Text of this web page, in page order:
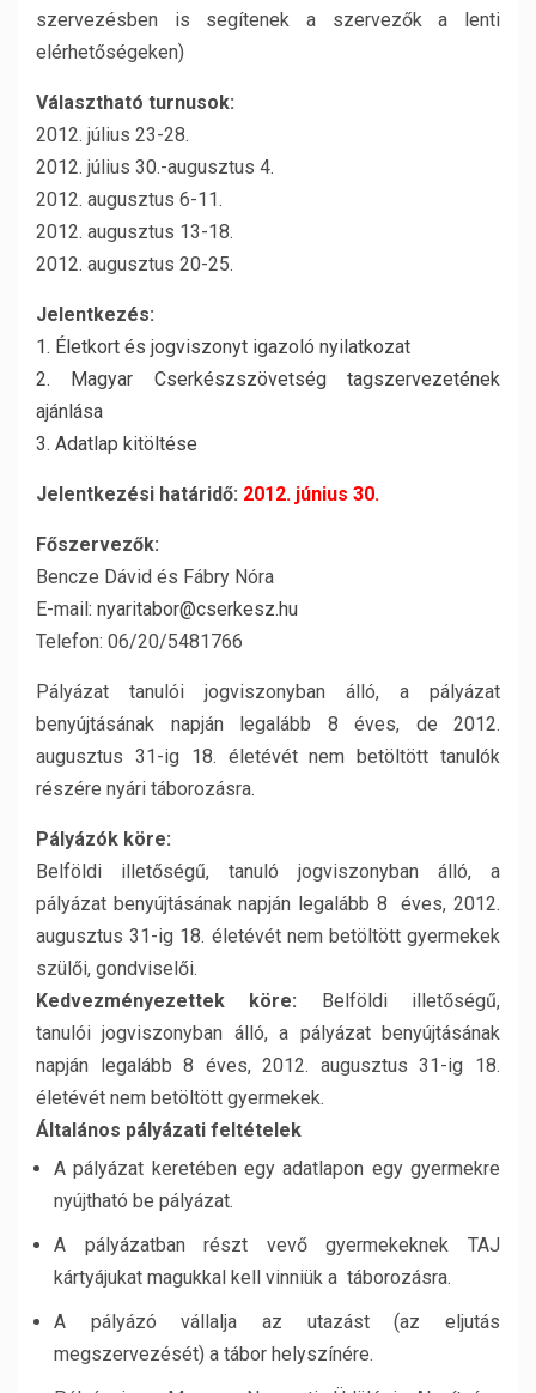
szervezésben is segítenek a szervezők a lenti
elérhetőségeken)
Választható turnusok:
2012. július 23-28.
2012. július 30.-augusztus 4.
2012. augusztus 6-11.
2012. augusztus 13-18.
2012. augusztus 20-25.
Jelentkezés:
1. Életkort és jogviszonyt igazoló nyilatkozat
2. Magyar Cserkészszövetség tagszervezetének
ajánlása
3. Adatlap kitöltése
Jelentkezési határidő: 2012. június 30.
Főszervezők:
Bencze Dávid és Fábry Nóra
E-mail: nyaritabor@cserkesz.hu
Telefon: 06/20/5481766
Pályázat tanulói jogviszonyban álló, a pályázat
benyújtásának napján legalább 8 éves, de 2012.
augusztus 31-ig 18. életévét nem betöltött tanulók
részére nyári táborozásra.
Pályázók köre:
Belföldi illetőségű, tanuló jogviszonyban álló, a
pályázat benyújtásának napján legalább 8 éves, 2012.
augusztus 31-ig 18. életévét nem betöltött gyermekek
szülői, gondviselői.
Kedvezményezettek köre: Belföldi illetőségű,
tanulói jogviszonyban álló, a pályázat benyújtásának
napján legalább 8 éves, 2012. augusztus 31-ig 18.
életévét nem betöltött gyermekek.
Általános pályázati feltételek
A pályázat keretében egy adatlapon egy gyermekre
nyújtható be pályázat.
A pályázatban részt vevő gyermekeknek TAJ
kártyájukat magukkal kell vinniük a táborozásra.
A pályázó vállalja az utazást (az eljutás
megszervezését) a tábor helyszínére.